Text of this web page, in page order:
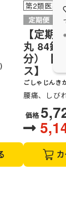
【定期
丸 84錠
分）【3
ス】
ごしゃじんき
第2類医薬
腰痛、しび
価格